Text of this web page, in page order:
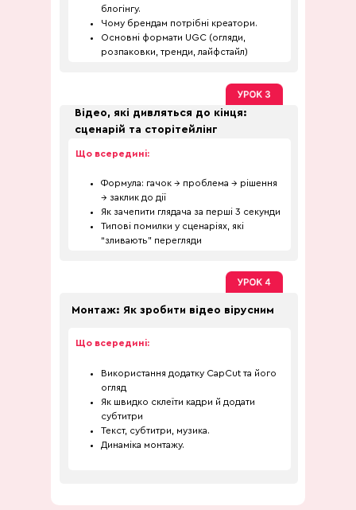
блогінгу.
Чому брендам потрібні креатори.
Основні формати UGC (огляди,
розпаковки, тренди, лайфстайл)
Відео, які дивляться до кінця:
сценарій та сторітейлінг
Що всередині:
Формула: гачок → проблема → рішення
→ заклик до дії
Як зачепити глядача за перші 3 секунди
Типові помилки у сценаріях, які
“зливають” перегляди
Монтаж: Як зробити відео вірусним
Що всередині:
Використання додатку CapCut та його
огляд
Як швидко склеїти кадри й додати
субтитри
Текст, субтитри, музика.
Динаміка монтажу.